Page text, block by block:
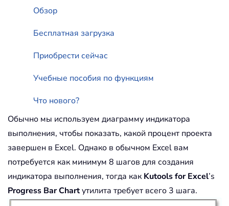
Обзор
Бесплатная загрузка
Приобрести сейчас
Учебные пособия по функциям
Что нового?
Обычно мы используем диаграмму индикатора
выполнения, чтобы показать, какой процент проекта
завершен в Excel. Однако в обычном Excel вам
потребуется как минимум 8 шагов для создания
индикатора выполнения, тогда какKutools for Excel’s
Progress Bar Chartутилита требует всего 3 шага.